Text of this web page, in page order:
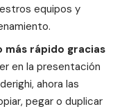
equipos y
más rápido gracias
en la presentación
ahora las
pegar o duplicar